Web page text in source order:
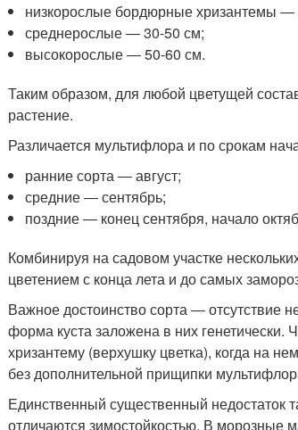
низкорослые бордюрные хризантемы ―
среднерослые ― 30-50 см;
высокорослые ― 50-60 см.
Таким образом, для любой цветущей
растение.
Различается мультифлора и по срокам
ранние сорта ― август;
средние ― сентябрь;
поздние ― конец сентября, начало
Комбинируя на садовом участке
цветением с конца лета и до самых
Важное достоинство сорта ― отсутствие
форма куста заложена в них
хризантему (верхушку цветка), когда на
без дополнительной прищипки
Единственный существенный недостаток
отличаются зимостойкостью. В